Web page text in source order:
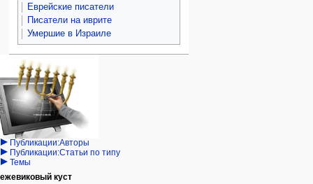
Еврейские писатели
Писатели на иврите
Умершие в Израиле
Навигация
персональные инструменты
войти
запрос
учётной
записи
категории
Израиль:Страна и
государство
Иудаизм
Народ
Проекты
Проекты/Участники/
дополнения
Публикации:Авторы
Публикации:Статьи по типу
Темы
ежевиковый куст